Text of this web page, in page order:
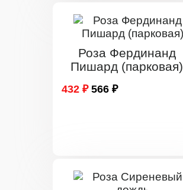
Роза Фердинанд
Пишард (парковая)
432 ₽ 566 ₽